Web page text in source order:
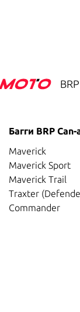
Багги BRP Can-
Maverick
Maverick Sport
Maverick Trail
Traxter
Commander